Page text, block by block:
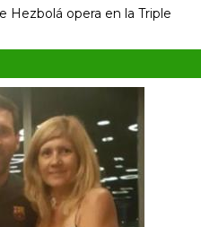
Hezbolá opera en la Triple